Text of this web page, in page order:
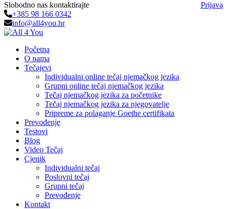
Slobodno nas kontaktirajte
+385 98 166 0342
info@all4you.hr
Prijava
Početna
O nama
Tečajevi
Individualni online tečaj njemačkog jezika
Grupni online tečaj njemačkog jezika
Tečaj njemačkog jezika za početnike
Tečaj njemačkog jezika za njegovatelje
Pripreme za polaganje Goethe certifikata
Prevođenje
Testovi
Blog
Video Tečaj
Cjenik
Individualni tečaj
Poslovni tečaj
Grupni tečaj
Prevođenje
Kontakt